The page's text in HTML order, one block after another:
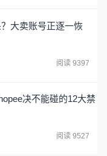
大卖账号正逐一恢
阅读 9397
决不能碰的12大禁
阅读 9527